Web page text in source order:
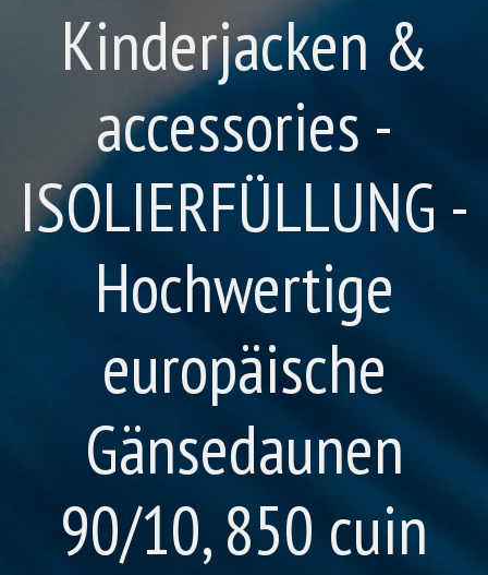
Kinderjacken &
accessories -
ISOLIERFÜLLUNG -
Hochwertige
europäische
Gänsedaunen
90/10, 850 cuin